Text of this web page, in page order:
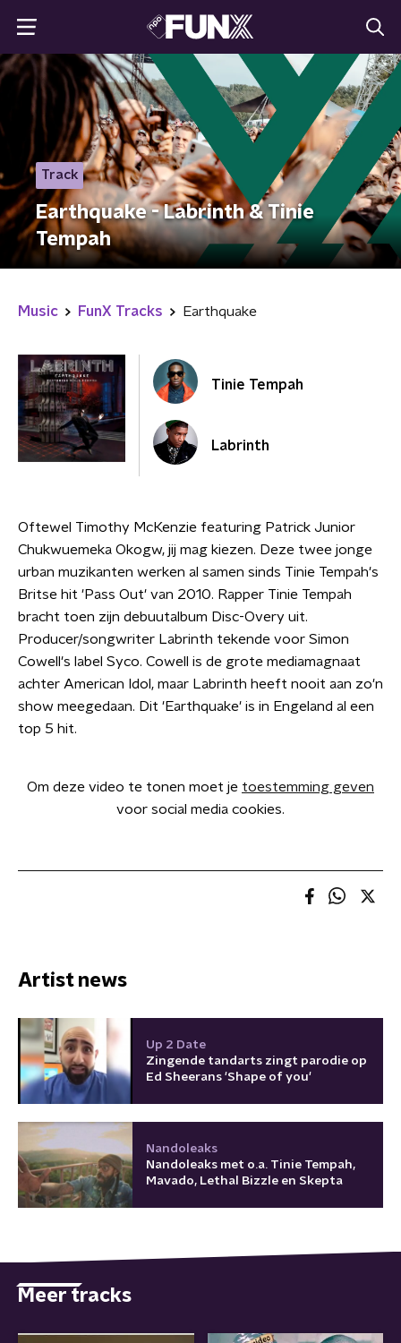
Track
Earthquake - Labrinth & Tinie
Tempah
Music FunX Tracks Earthquake
Tinie Tempah
Labrinth
Oftewel Timothy McKenzie featuring Patrick Junior
Chukwuemeka Okogw, jij mag kiezen. Deze twee jonge
urban muzikanten werken al samen sinds Tinie Tempah's
Britse hit 'Pass Out' van 2010. Rapper Tinie Tempah
bracht toen zijn debuutalbum Disc-Overy uit.
Producer/songwriter Labrinth tekende voor Simon
Cowell's label Syco. Cowell is de grote mediamagnaat
achter American Idol, maar Labrinth heeft nooit aan zo'n
show meegedaan. Dit 'Earthquake' is in Engeland al een
top 5 hit.
Om deze video te tonen moet je toestemming geven
voor social media cookies.
Artist news
Up 2 Date
Zingende tandarts zingt parodie op
Ed Sheerans 'Shape of you'
Nandoleaks
Nandoleaks met o.a. Tinie Tempah,
Mavado, Lethal Bizzle en Skepta
Meer tracks